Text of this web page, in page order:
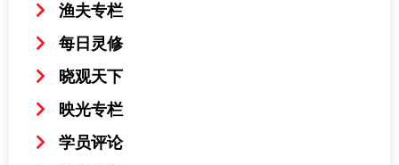
渔夫专栏
每日灵修
晓观天下
映光专栏
学员评论